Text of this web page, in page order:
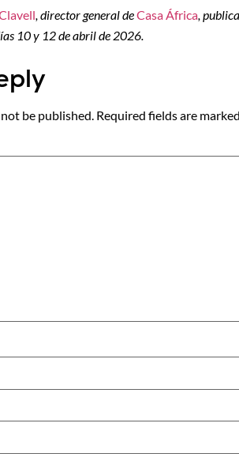
, director general deCasa África,
10 y 12 de abril de 2026.
be published. Required fields are marked